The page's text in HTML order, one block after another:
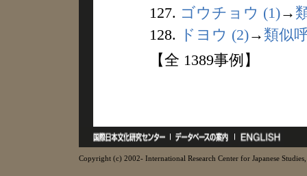
127. ゴウチョウ (1)→
128.
ドヨウ (2)→ 類似
【全 1389事例】
Copyright (c) 2002- International Research Center for Japanese